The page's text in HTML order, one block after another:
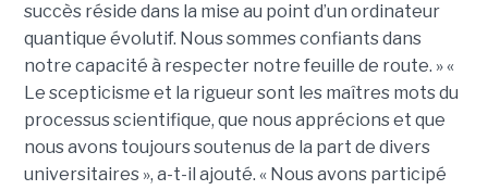
succès réside dans la mise au point d’un ordinateur
quantique évolutif. Nous sommes confiants dans
notre capacité à respecter notre feuille de route. »«
Le scepticisme et la rigueur sont les maîtres mots du
processus scientifique, que nous apprécions et que
nous avons toujours soutenus de la part de divers
universitaires », a-t-il ajouté. « Nous avons participé